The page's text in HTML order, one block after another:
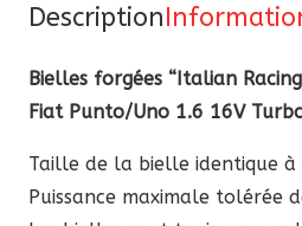
Fiat
1,6
16V
Description
Bielles forgées “Italian
Fiat Punto/Uno 1.6 16V
Taille de la bielle identique à
Puissance maximale tolérée